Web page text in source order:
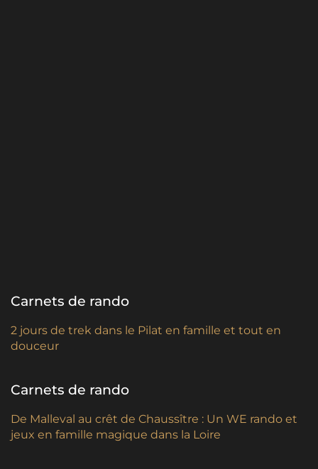
Carnets de rando
2 jours de trek dans le Pilat en famille et tout en
douceur
Carnets de rando
De Malleval au crêt de Chaussître : Un WE rando et
jeux en famille magique dans la Loire